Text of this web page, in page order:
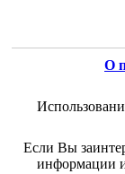
О
Если Вы
информации